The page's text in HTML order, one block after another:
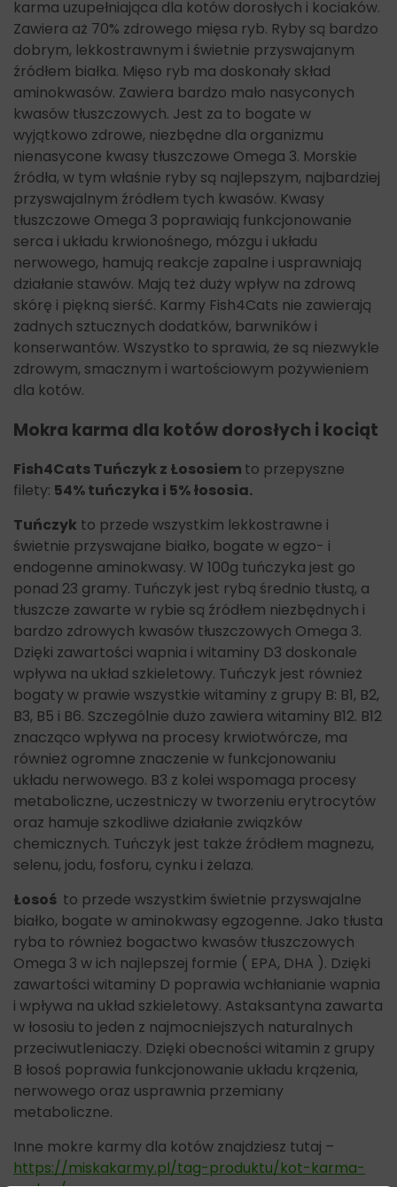
karma uzupełniająca dla kotów dorosłych i kociaków.
Zawiera aż 70% zdrowego mięsa ryb. Ryby są bardzo
dobrym, lekkostrawnym i świetnie przyswajanym
źródłem białka. Mięso ryb ma doskonały skład
aminokwasów. Zawiera bardzo mało nasyconych
kwasów tłuszczowych. Jest za to bogate w
wyjątkowo zdrowe, niezbędne dla organizmu
nienasycone kwasy tłuszczowe Omega 3. Morskie
źródła, w tym właśnie ryby są najlepszym, najbardziej
przyswajalnym źródłem tych kwasów. Kwasy
tłuszczowe Omega 3 poprawiają funkcjonowanie
serca i układu krwionośnego, mózgu i układu
nerwowego, hamują reakcje zapalne i usprawniają
działanie stawów. Mają też duży wpływ na zdrową
skórę i piękną sierść. Karmy Fish4Cats nie zawierają
żadnych sztucznych dodatków, barwników i
konserwantów. Wszystko to sprawia, że są niezwykle
zdrowym, smacznym i wartościowym pożywieniem
dla kotów.
Mokra karma dla kotów dorosłych i kociąt
Fish4Cats Tuńczyk z Łososiem to przepyszne
filety: 54% tuńczyka i 5% łososia.
Tuńczyk to przede wszystkim lekkostrawne i
świetnie przyswajane białko, bogate w egzo- i
endogenne aminokwasy. W 100g tuńczyka jest go
ponad 23 gramy. Tuńczyk jest rybą średnio tłustą, a
tłuszcze zawarte w rybie są źródłem niezbędnych i
bardzo zdrowych kwasów tłuszczowych Omega 3.
Dzięki zawartości wapnia i witaminy D3 doskonale
wpływa na układ szkieletowy. Tuńczyk jest również
bogaty w prawie wszystkie witaminy z grupy B: B1, B2,
B3, B5 i B6. Szczególnie dużo zawiera witaminy B12. B12
znacząco wpływa na procesy krwiotwórcze, ma
również ogromne znaczenie w funkcjonowaniu
układu nerwowego. B3 z kolei wspomaga procesy
metaboliczne, uczestniczy w tworzeniu erytrocytów
oraz hamuje szkodliwe działanie związków
chemicznych. Tuńczyk jest także źródłem magnezu,
selenu, jodu, fosforu, cynku i żelaza.
Łosoś to przede wszystkim świetnie przyswajalne
białko, bogate w aminokwasy egzogenne. Jako tłusta
ryba to również bogactwo kwasów tłuszczowych
Omega 3 w ich najlepszej formie ( EPA, DHA ). Dzięki
zawartości witaminy D poprawia wchłanianie wapnia
i wpływa na układ szkieletowy. Astaksantyna zawarta
w łososiu to jeden z najmocniejszych naturalnych
przeciwutleniaczy. Dzięki obecności witamin z grupy
B łosoś poprawia funkcjonowanie układu krążenia,
nerwowego oraz usprawnia przemiany
metaboliczne.
Inne mokre karmy dla kotów znajdziesz tutaj –
https://miskakarmy.pl/tag-produktu/kot-karma-